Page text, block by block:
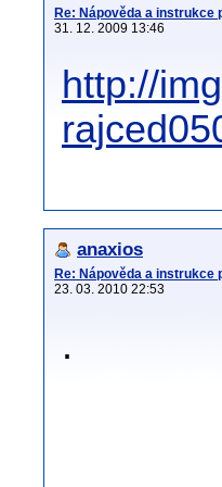
Re: Nápověda a instrukce
31. 12. 2009 13:46
http://
anaxios
Re: Nápověda a instrukce
23. 03. 2010 22:53
.